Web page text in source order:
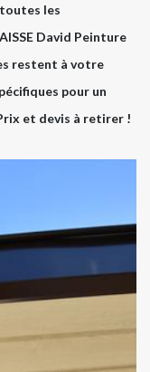
les
David Peinture
restent à votre
pour un
et devis à retirer !